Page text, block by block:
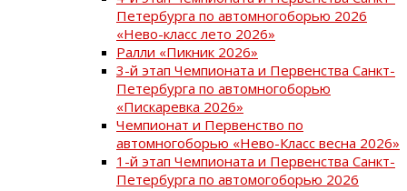
Петербурга по автомногоборью 2026
«Нево-класс лето 2026»
Ралли «Пикник 2026»
3-й этап Чемпионата и Первенства Санкт-
Петербурга по автомногоборью
«Пискаревка 2026»
Чемпионат и Первенство по
автомногоборью «Нево-Класс весна 2026»
1-й этап Чемпионата и Первенства Санкт-
Петербурга по автомогоборью 2026